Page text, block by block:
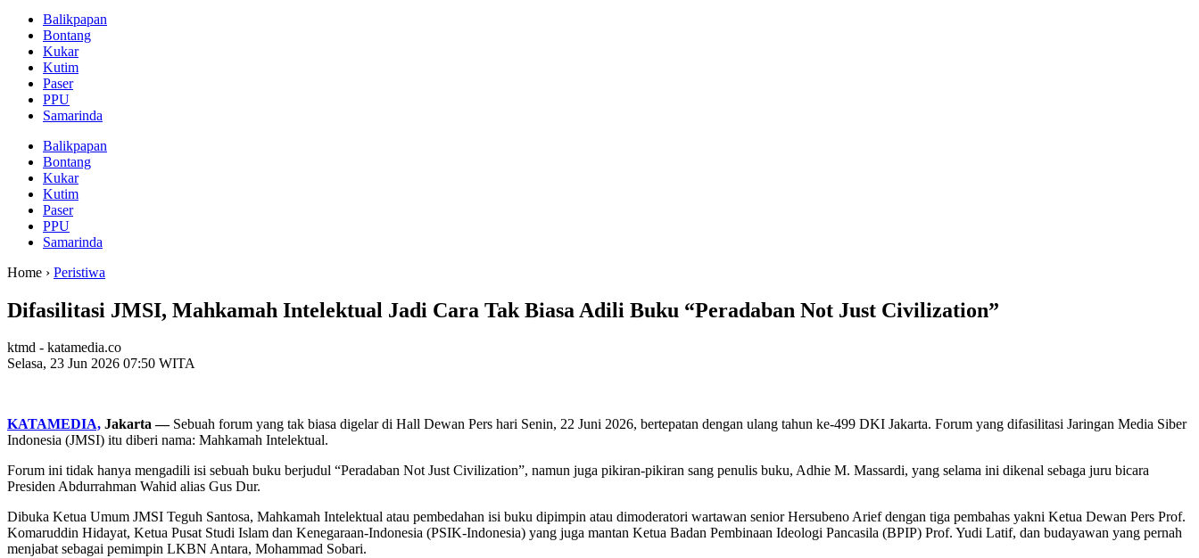
Balikpapan
Bontang
Kukar
Kutim
Paser
PPU
Samarinda
Balikpapan
Bontang
Kukar
Kutim
Paser
PPU
Samarinda
Home › Peristiwa
Difasilitasi JMSI, Mahkamah Intelektual Jadi Cara Tak Biasa Adili Buku “Peradaban Not Just Civilization”
ktmd - katamedia.co
Selasa, 23 Jun 2026 07:50 WITA
KATAMEDIA, Jakarta —Sebuah forum yang tak biasa digelar di Hall Dewan Pers hari Senin, 22 Juni 2026, bertepatan dengan ulang tahun ke-499 DKI Jakarta. Forum yang difasilitasi Jaringan Media Siber
Indonesia (JMSI) itu diberi nama: Mahkamah Intelektual.
Forum ini tidak hanya mengadili isi sebuah buku berjudul “Peradaban Not Just Civilization”, namun juga pikiran-pikiran sang penulis buku, Adhie M. Massardi, yang selama ini dikenal sebaga juru bicara
Presiden Abdurrahman Wahid alias Gus Dur.
Dibuka Ketua Umum JMSI Teguh Santosa, Mahkamah Intelektual atau pembedahan isi buku dipimpin atau dimoderatori wartawan senior Hersubeno Arief dengan tiga pembahas yakni Ketua Dewan Pers Prof.
Komaruddin Hidayat, Ketua Pusat Studi Islam dan Kenegaraan-Indonesia (PSIK-Indonesia) yang juga mantan Ketua Badan Pembinaan Ideologi Pancasila (BPIP) Prof. Yudi Latif, dan budayawan yang pernah
menjabat sebagai pemimpin LKBN Antara, Mohammad Sobari.